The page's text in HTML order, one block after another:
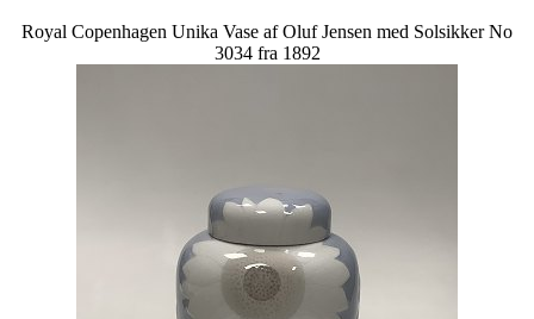
Royal Copenhagen Unika Vase af Oluf Jensen med Solsikker No
3034 fra 1892